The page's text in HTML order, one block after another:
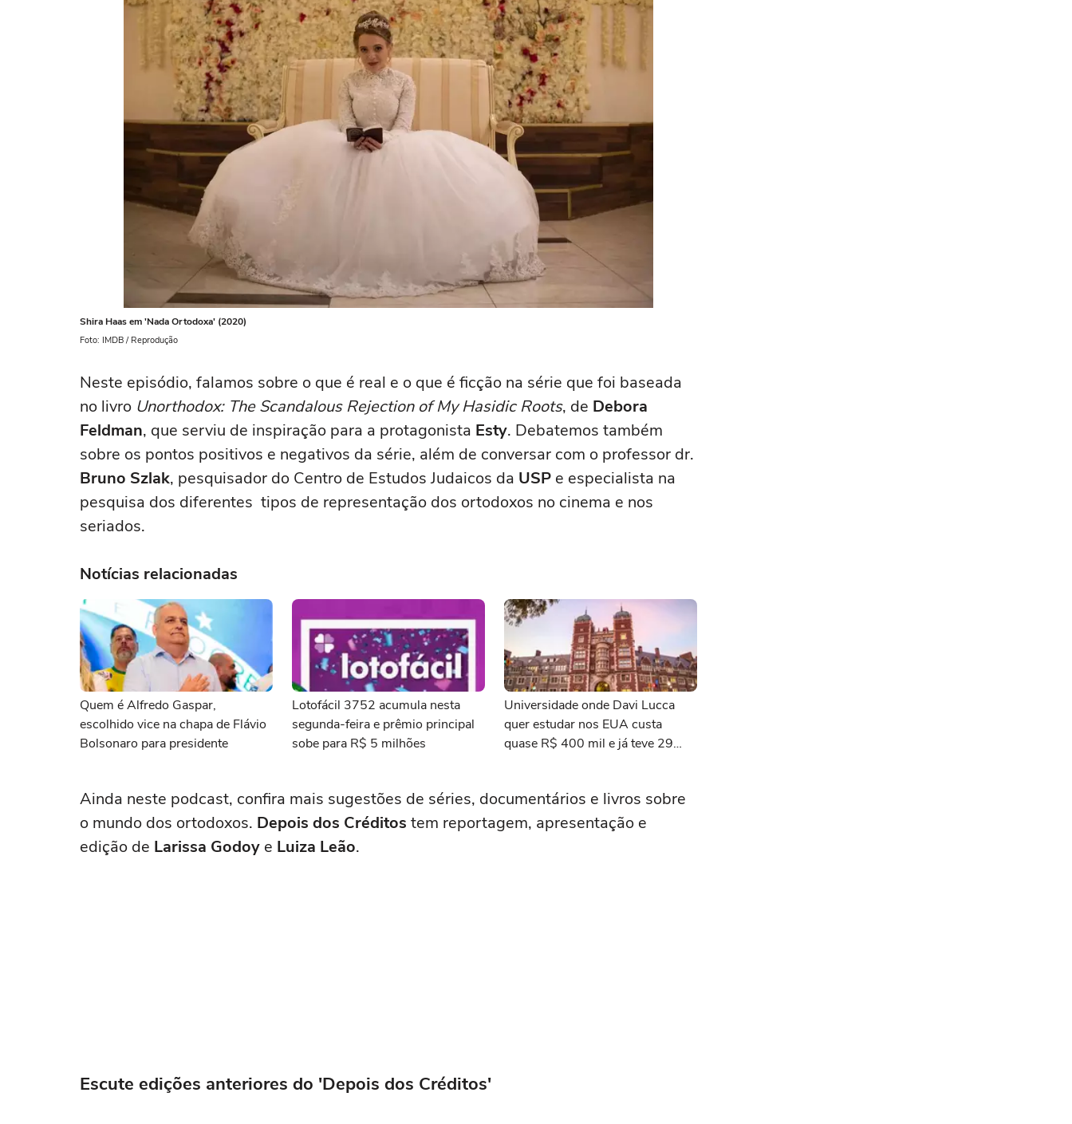
Shira Haas em 'Nada Ortodoxa' (2020)
Foto: IMDB / Reprodução
Neste episódio, falamos sobre o que é real e o que é ficção na série que foi baseada
no livro Unorthodox: The Scandalous Rejection of My Hasidic Roots, de Debora
Feldman, que serviu de inspiração para a protagonista Esty. Debatemos também
sobre os pontos positivos e negativos da série, além de conversar com o professor dr.
Bruno Szlak, pesquisador do Centro de Estudos Judaicos da USP e especialista na
pesquisa dos diferentes tipos de representação dos ortodoxos no cinema e nos
seriados.
Notícias relacionadas
Quem é Alfredo Gaspar,
escolhido vice na chapa de Flávio
Bolsonaro para presidente
Lotofácil 3752 acumula nesta
segunda-feira e prêmio principal
sobe para R$ 5 milhões
Universidade onde Davi Lucca
quer estudar nos EUA custa
quase R$ 400 mil e já teve 29
Ainda neste podcast, confira mais sugestões de séries, documentários e livros sobre
o mundo dos ortodoxos. Depois dos Créditos tem reportagem, apresentação e
edição de Larissa Godoy e Luiza Leão.
Escute edições anteriores do 'Depois dos Créditos'